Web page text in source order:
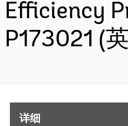
Efficiency
P173021 (
详细